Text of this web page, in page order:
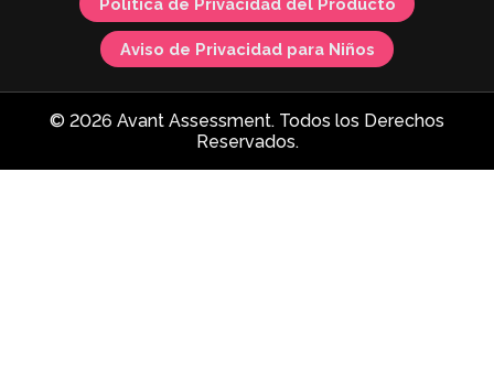
Aviso de Privacidad para Niños
© 2026 Avant Assessment. Todos los Derechos
Reservados.